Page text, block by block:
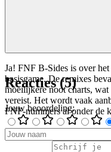
Ja! FNF B-Sides is over
basisgame. De remixes
moeilijkere noot charts, wat
vereist. Het wordt vaak
FNF-nummers al onder de
Reacties(5)
Jouw beoordeling: